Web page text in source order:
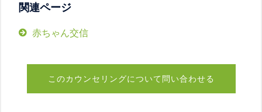
関連ページ
赤ちゃん交信
このカウンセリングについて問い合わせる